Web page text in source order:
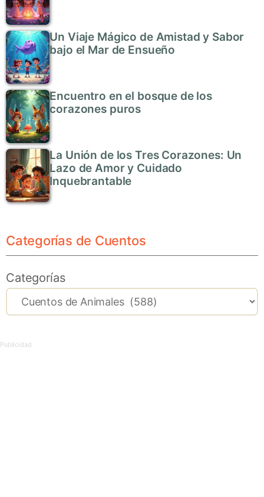
Un Viaje Mágico de Amistad y Sabor
bajo el Mar de Ensueño
Encuentro en el bosque de los
corazones puros
La Unión de los Tres Corazones: Un
Lazo de Amor y Cuidado
Inquebrantable
Categorías de Cuentos
Categorías